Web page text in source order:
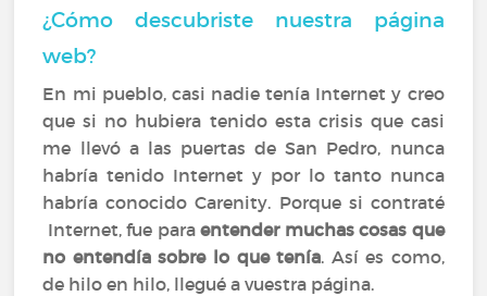
¿Cómo descubriste nuestra página
web?
En mi pueblo, casi nadie tenía Internet y creo
que si no hubiera tenido esta crisis que casi
me llevó a las puertas de San Pedro, nunca
habría tenido Internet y por lo tanto nunca
habría conocido Carenity. Porque si contraté
Internet, fue paraentender muchas cosas que
no entendía sobre lo que tenía. Así es como,
de hilo en hilo, llegué a vuestra página.